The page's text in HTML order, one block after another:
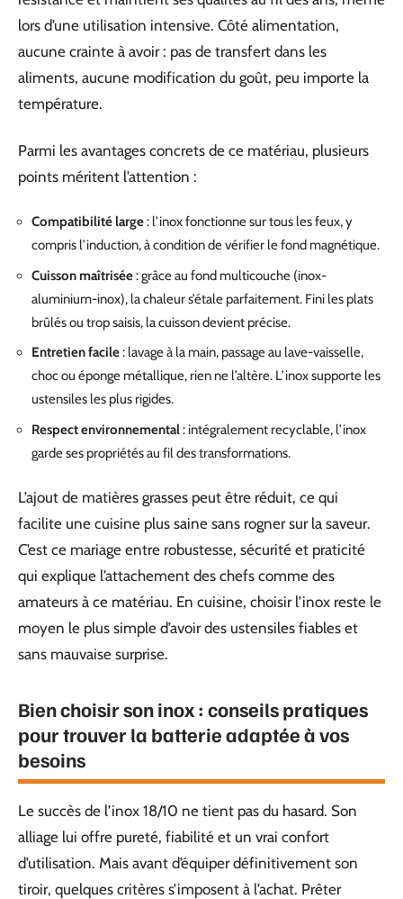
lors d’une utilisation intensive. Côté alimentation,
aucune crainte à avoir : pas de transfert dans les
aliments, aucune modification du goût, peu importe la
température.
Parmi les avantages concrets de ce matériau, plusieurs
points méritent l’attention :
Compatibilité large: l’inox fonctionne sur tous les feux, y
compris l’induction, à condition de vérifier le fond magnétique.
Cuisson maîtrisée: grâce au fond multicouche (inox-
aluminium-inox), la chaleur s’étale parfaitement. Fini les plats
brûlés ou trop saisis, la cuisson devient précise.
Entretien facile: lavage à la main, passage au lave-vaisselle,
choc ou éponge métallique, rien ne l’altère. L’inox supporte les
ustensiles les plus rigides.
Respect environnemental: intégralement recyclable, l’inox
garde ses propriétés au fil des transformations.
L’ajout de matières grasses peut être réduit, ce qui
facilite une cuisine plus saine sans rogner sur la saveur.
C’est ce mariage entre robustesse, sécurité et praticité
qui explique l’attachement des chefs comme des
amateurs à ce matériau. En cuisine, choisir l’inox reste le
moyen le plus simple d’avoir des ustensiles fiables et
sans mauvaise surprise.
Bien choisir son inox : conseils pratiques
pour trouver la batterie adaptée à vos
besoins
Le succès de l’inox 18/10 ne tient pas du hasard. Son
alliage lui offre pureté, fiabilité et un vrai confort
d’utilisation. Mais avant d’équiper définitivement son
tiroir, quelques critères s’imposent à l’achat. Prêter